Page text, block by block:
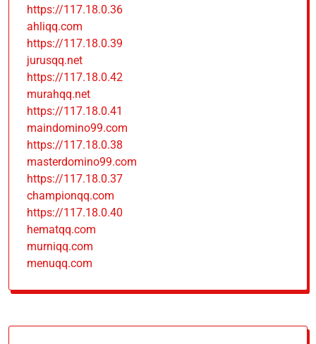
https://117.18.0.36
ahliqq.com
https://117.18.0.39
jurusqq.net
https://117.18.0.42
murahqq.net
https://117.18.0.41
maindomino99.com
https://117.18.0.38
masterdomino99.com
https://117.18.0.37
championqq.com
https://117.18.0.40
hematqq.com
murniqq.com
menuqq.com